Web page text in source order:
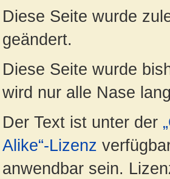
Diese Seite wurde
geändert.
Diese Seite wurde
wird nur alle Nase
Der Text ist unter der
Alike“-Lizenz
anwendbar sein.